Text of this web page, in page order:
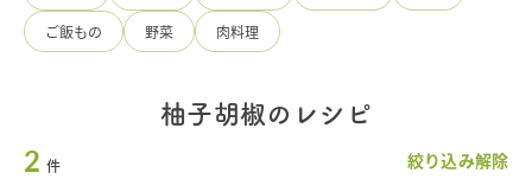
り
ひ
食
品
ご飯もの 野菜 肉料理
柚子胡椒のレシピ
2 件 絞り込み解除